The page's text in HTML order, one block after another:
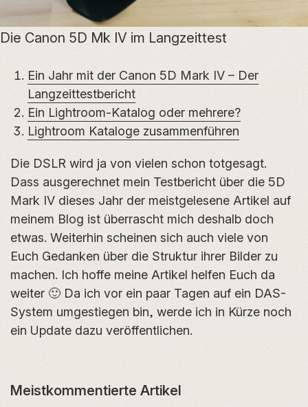
Die Canon 5D Mk IV im Langzeittest
Ein Jahr mit der Canon 5D Mark IV – Der
Langzeittestbericht
Ein Lightroom-Katalog oder mehrere?
Lightroom Kataloge zusammenführen
Die DSLR wird ja von vielen schon totgesagt.
Dass ausgerechnet mein Testbericht über die 5D
Mark IV dieses Jahr der meistgelesene Artikel auf
meinem Blog ist überrascht mich deshalb doch
etwas. Weiterhin scheinen sich auch viele von
Euch Gedanken über die Struktur ihrer Bilder zu
machen. Ich hoffe meine Artikel helfen Euch da
weiter 🙂 Da ich vor ein paar Tagen auf ein DAS-
System umgestiegen bin, werde ich in Kürze noch
ein Update dazu veröffentlichen.
Meistkommentierte Artikel